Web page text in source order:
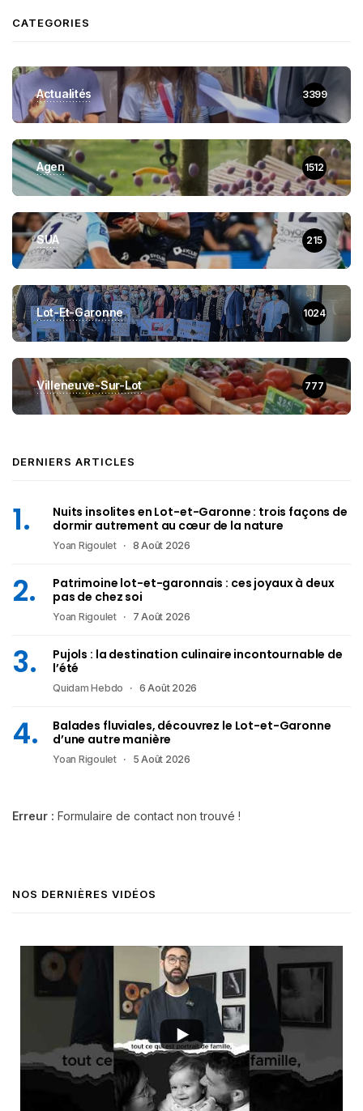
CATEGORIES
Actualités 3399
Agen 1512
SUA 215
Lot-Et-Garonne 1024
Villeneuve-Sur-Lot 777
DERNIERS ARTICLES
Nuits insolites en Lot-et-Garonne : trois façons de
dormir autrement au cœur de la nature
Yoan Rigoulet 8 Août 2026
Patrimoine lot-et-garonnais : ces joyaux à deux
pas de chez soi
Yoan Rigoulet 7 Août 2026
Pujols : la destination culinaire incontournable de
l’été
Quidam Hebdo 6 Août 2026
Balades fluviales, découvrez le Lot-et-Garonne
d’une autre manière
Yoan Rigoulet 5 Août 2026
Erreur : Formulaire de contact non trouvé !
NOS DERNIÈRES VIDÉOS